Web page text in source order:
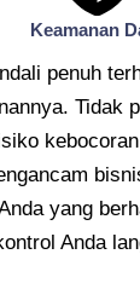
Keamanan
penuh
Tidak
yang
Anda